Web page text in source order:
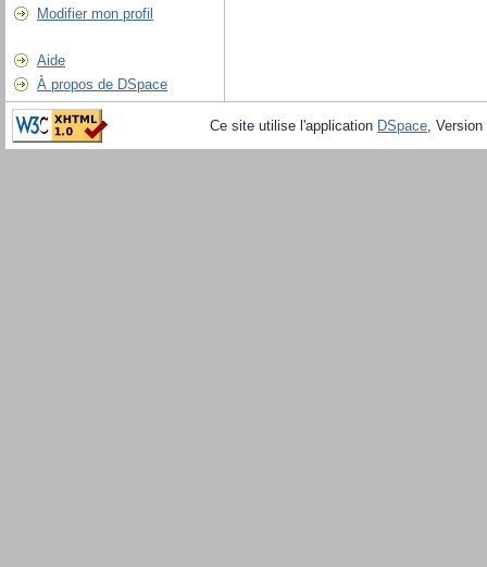
Modifier mon profil
Aide
À propos de DSpace
Ce site utilise l'application DSpace,